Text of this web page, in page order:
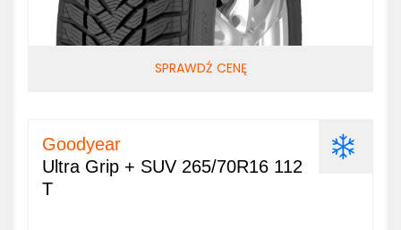
SPRAWDŹ CENĘ
Goodyear
Ultra Grip + SUV 265/70R16 112
T